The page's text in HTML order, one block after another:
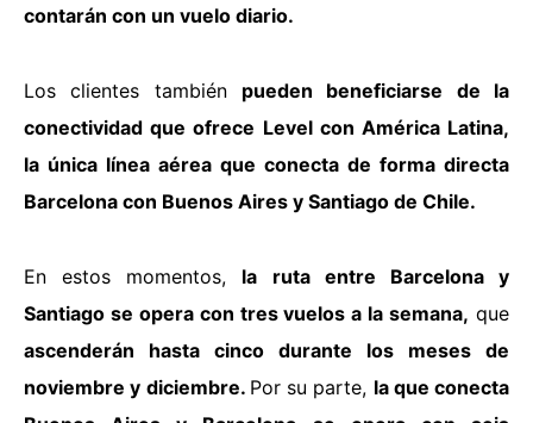
contarán con un vuelo diario.
Los clientes también pueden beneficiarse de la
conectividad que ofrece Level con América Latina,
la única línea aérea que conecta de forma directa
Barcelona con Buenos Aires y Santiago de Chile.
En estos momentos, la ruta entre Barcelona y
Santiago se opera con tres vuelos a la semana, que
ascenderán hasta cinco durante los meses de
noviembre y diciembre. Por su parte, la que conecta